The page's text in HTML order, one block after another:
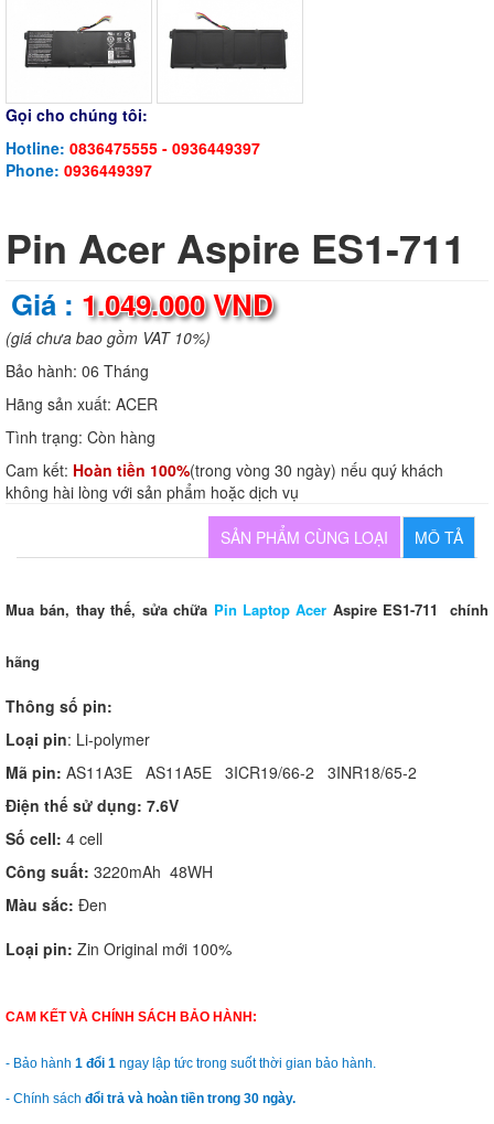
Gọi cho chúng tôi:
Hotline: 0836475555 - 0936449397
Phone: 0936449397
Pin Acer Aspire ES1-711
Giá : 1.049.000 VND
(giá chưa bao gồm VAT 10%)
Bảo hành: 06 Tháng
Hãng sản xuất: ACER
Tình trạng: Còn hàng
Cam kết: Hoàn tiền 100%(trong vòng 30 ngày) nếu quý khách
không hài lòng với sản phẩm hoặc dịch vụ
MÔ TẢ
SẢN PHẨM CÙNG LOẠI
Mua bán, thay thế, sửa chữa Pin Laptop Acer Aspire ES1-711 chính
hãng
Thông số pin:
Loại pin: Li-polymer
Mã pin: AS11A3E AS11A5E 3ICR19/66-2 3INR18/65-2
Điện thế sử dụng: 7.6V
Số cell: 4 cell
Công suất: 3220mAh 48WH
Màu sắc: Đen
Loại pin: Zin Original mới 100%
CAM KẾT VÀ CHÍNH SÁCH BẢO HÀNH:
- Bảo hành 1 đổi 1 ngay lập tức trong suốt thời gian bảo hành.
- Chính sách đổi trả và hoàn tiền trong 30 ngày.